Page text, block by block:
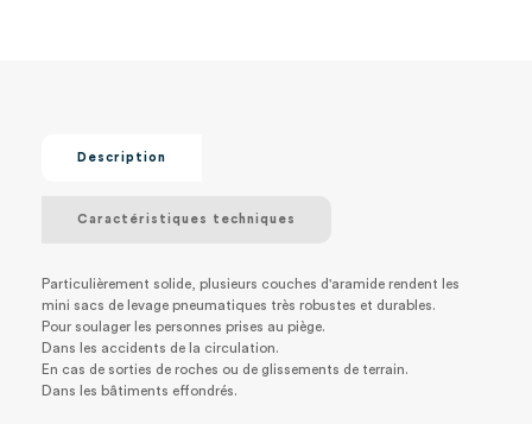
Description
Caractéristiques techniques
Particulièrement solide, plusieurs couches d'aramide rendent les
mini sacs de levage pneumatiques très robustes et durables.
Pour soulager les personnes prises au piège.
Dans les accidents de la circulation.
En cas de sorties de roches ou de glissements de terrain.
Dans les bâtiments effondrés.